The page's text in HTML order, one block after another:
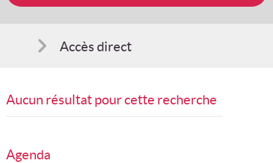
Accès direct
Suggestions
Aucun résultat pour cette recherche
Agenda